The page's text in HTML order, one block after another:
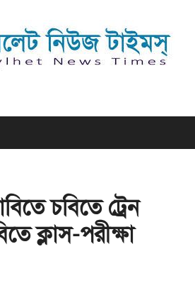
টাইমস্ | Sylhet
চবিতে ট্রেন
ক্লাস-পরীক্ষা